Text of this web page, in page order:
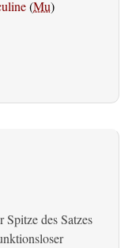
(Mu)
Spitze des Satzes